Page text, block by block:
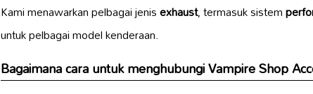
Kami menawarkan pelbagai jenisexhaust, termasuk sistem
untuk pelbagai model kenderaan.
Bagaimana cara untuk menghubungi Vampire Shop